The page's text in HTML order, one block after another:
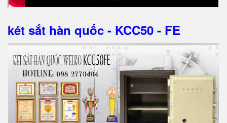
két sắt hàn quốc - KCC50 - FE